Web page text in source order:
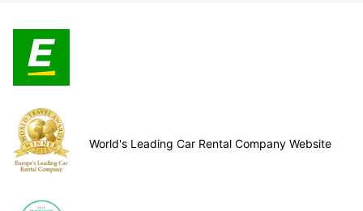
World's Leading Car Rental Company Website